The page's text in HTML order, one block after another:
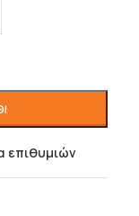
επιθυμιών